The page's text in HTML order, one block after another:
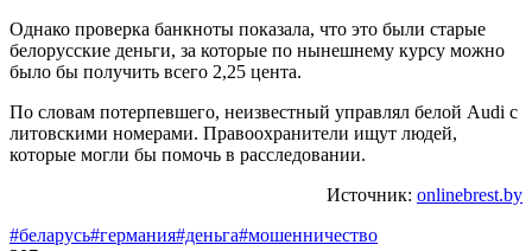
Однако проверка банкноты показала, что это были старые
белорусские деньги, за которые по нынешнему курсу можно
было бы получить всего 2,25 цента.
По словам потерпевшего, неизвестный управлял белой Audi с
литовскими номерами. Правоохранители ищут людей,
которые могли бы помочь в расследовании.
Источник: onlinebrest.by
#беларусь#германия#деньга#мошенничество